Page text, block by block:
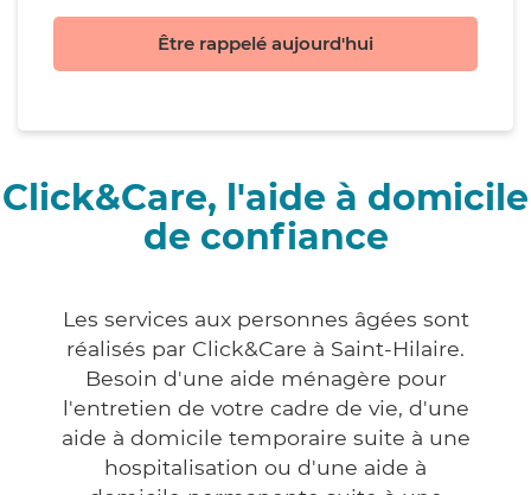
Être rappelé aujourd'hui
Click&Care, l'aide à domicile
de confiance
Les services aux personnes âgées sont
réalisés par Click&Care à Saint-Hilaire.
Besoin d'une aide ménagère pour
l'entretien de votre cadre de vie, d'une
aide à domicile temporaire suite à une
hospitalisation ou d'une aide à